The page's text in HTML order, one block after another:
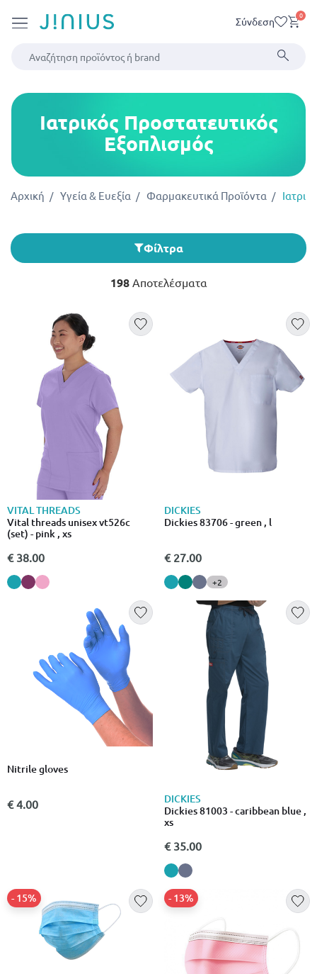
Σύνδεση 0
Ιατρικός Προστατευτικός
Εξοπλισμός
Αρχική Υγεία & Ευεξία Φαρμακευτικά Προϊόντα
Φίλτρα
198Αποτελέσματα
VITAL THREADS
Vital threads unisex vt526c
(set) - pink , xs
€ 38.00
DICKIES
Dickies 83706 - green , l
€ 27.00
+2
Nitrile gloves
€ 4.00
DICKIES
Dickies 81003 - caribbean blue ,
xs
€ 35.00
- 15% - 13%